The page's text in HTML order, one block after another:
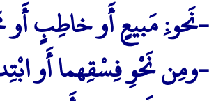
-نَحو:ِ مَبيعٍ أَو خاطِبٍ أَو
-ومِن نَحْوِ فِسْقِهما أَو